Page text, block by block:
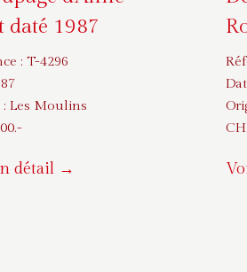
daté 1987
: T-4296
Les Moulins
.-
détail →